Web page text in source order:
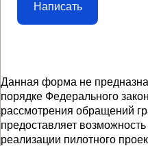
Написать
Данная форма не
порядке Федерального
рассмотрения обращений
предоставляет
реализации пилотного